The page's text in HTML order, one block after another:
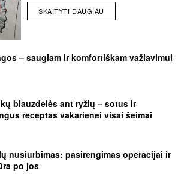
SKAITYTI DAUGIAU
– saugiam ir komfortiškam važiavimui
blauzdelės ant ryžių – sotus ir
receptas vakarienei visai šeimai
nusiurbimas: pasirengimas operacijai ir
po jos